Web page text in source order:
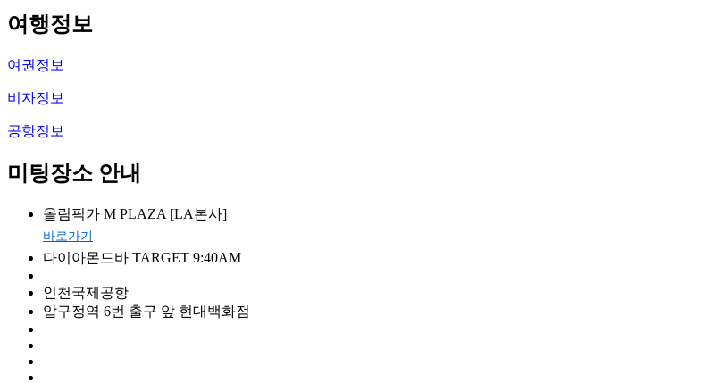
여행정보
여권정보
비자정보
공항정보
미팅장소 안내
올림픽가 M PLAZA [LA본사]
바로가기
다이아몬드바 TARGET 9:40AM
인천국제공항
압구정역 6번 출구 앞 현대백화점